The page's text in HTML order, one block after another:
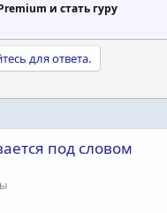
и стать гуру
для ответа.
под словом